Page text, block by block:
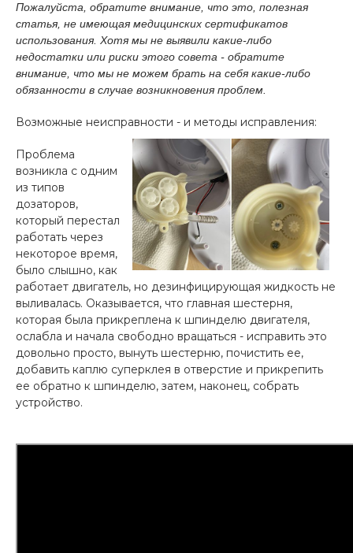
Пожалуйста, обратите внимание, что это, полезная
статья, не имеющая медицинских сертификатов
использования. Хотя мы не выявили какие-либо
недостатки или риски этого совета - обратите
внимание, что мы не можем брать на себя какие-либо
обязанности в случае возникновения проблем.
Возможные неисправности - и методы исправления:
Проблема
возникла с одним
из типов
дозаторов,
который перестал
работать через
некоторое время,
было слышно, как
работает двигатель, но дезинфицирующая жидкость не
выливалась. Оказывается, что главная шестерня,
которая была прикреплена к шпинделю двигателя,
ослабла и начала свободно вращаться - исправить это
довольно просто, вынуть шестерню, почистить ее,
добавить каплю суперклея в отверстие и прикрепить
ее обратно к шпинделю, затем, наконец, собрать
устройство.